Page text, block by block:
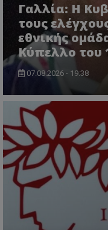
Γαλλία: Η
τους
εθνικής
Κύπελλο του
07.08.2026 - 19:38